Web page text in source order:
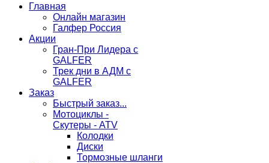
Главная
Онлайн магазин
Галфер Россия
Акции
Гран-При Лидера c
GALFER
Трек дни в АДМ с
GALFER
Заказ
Быстрый заказ...
Мотоциклы -
Скутеры - ATV
Колодки
Диски
Тормозные шланги